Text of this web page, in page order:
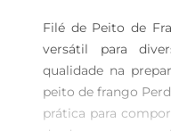
Filé de Peito de
versátil para
qualidade na
peito de frango
prática para